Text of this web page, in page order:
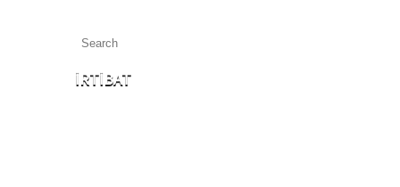
İRTIBAT